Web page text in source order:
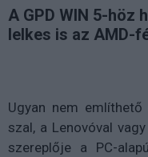
A GPD WIN 5-höz
lelkes is az AMD-
Ugyan nem említhető
szal, a Lenovóval
szereplője a PC-